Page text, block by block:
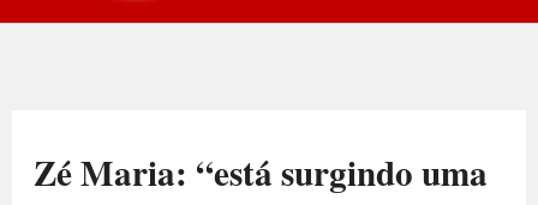
Zé Maria: “está surgindo uma